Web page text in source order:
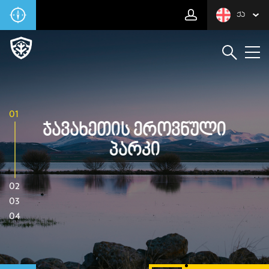
ᲥᲐ
01
02
03
04
Ჯავახეთის Ეროვნული
Პარკი